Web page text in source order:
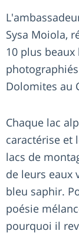
Sysa Moiola,
10 plus
Dolomites au
Chaque lac
caractérise et
lacs de
de leurs eaux
bleu saphir.
poésie
pourquoi il